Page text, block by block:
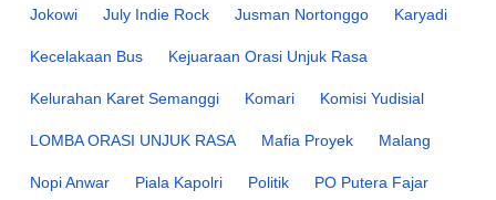
Jokowi July Indie Rock Jusman Nortonggo Karyadi
Kecelakaan Bus Kejuaraan Orasi Unjuk Rasa
Kelurahan Karet Semanggi Komari Komisi Yudisial
LOMBA ORASI UNJUK RASA Mafia Proyek Malang
Nopi Anwar Piala Kapolri Politik PO Putera Fajar